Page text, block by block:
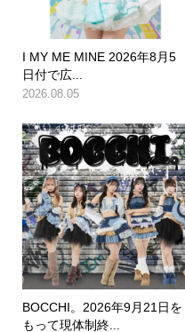
I MY ME MINE 2026年8月5
日付で広...
2026.08.05
BOCCHI。2026年9月21日を
もって現体制終...